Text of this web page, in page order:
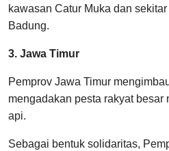
kawasan Catur Muka dan
Badung.
3. Jawa Timur
Pemprov Jawa Timur
mengadakan pesta rakyat besar
api.
Sebagai bentuk solidaritas,